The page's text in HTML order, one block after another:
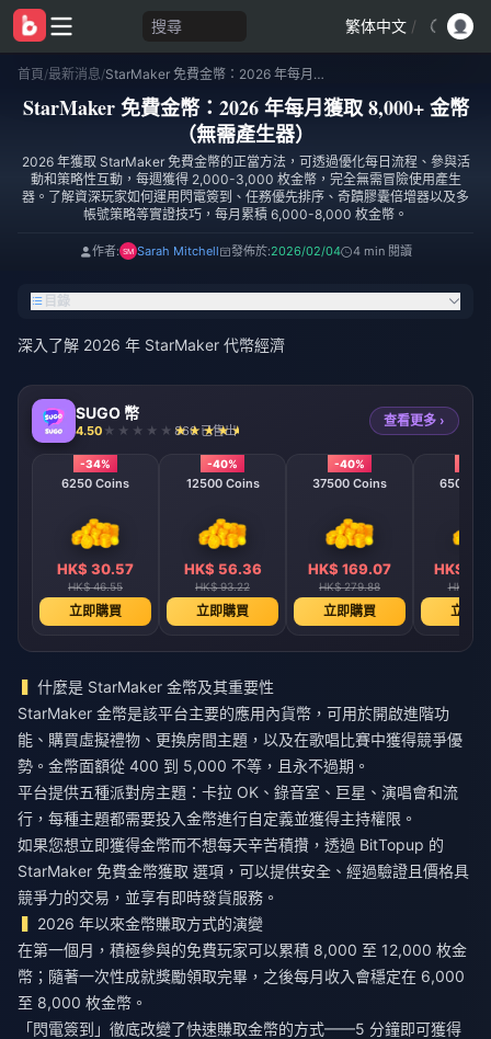
搜尋 繁体中文 /
首頁/最新消息/ StarMaker 免費金幣：2026 年每月獲取 8,000+ 金幣（無需產生器）
StarMaker 免費金幣：2026 年每月獲取 8,000+ 金幣
（無需產生器）
2026 年獲取 StarMaker 免費金幣的正當方法，可透過優化每日流程、參與活
動和策略性互動，每週獲得 2,000-3,000 枚金幣，完全無需冒險使用產生
器。了解資深玩家如何運用閃電簽到、任務優先排序、奇蹟膠囊倍增器以及多
帳號策略等實證技巧，每月累積 6,000-8,000 枚金幣。
作者: Sarah Mitchell 發佈於:2026/02/04 4 min 閱讀
目錄
深入了解 2026 年 StarMaker 代幣經濟
SUGO 幣
4.50 860 已售出
查看更多 ›
-34%
6250 Coins
HK$ 30.57
HK$ 46.55
立即購買
-40%
12500 Coins
HK$ 56.36
HK$ 93.22
立即購買
-40%
37500 Coins
HK$ 169.07
HK$ 279.88
立即購買
65000
HK$
HK$
立即
什麼是 StarMaker 金幣及其重要性
StarMaker 金幣是該平台主要的應用內貨幣，可用於開啟進階功
能、購買虛擬禮物、更換房間主題，以及在歌唱比賽中獲得競爭優
勢。金幣面額從 400 到 5,000 不等，且永不過期。
平台提供五種派對房主題：卡拉 OK、錄音室、巨星、演唱會和流
行，每種主題都需要投入金幣進行自定義並獲得主持權限。
如果您想立即獲得金幣而不想每天辛苦積攢，透過 BitTopup 的
StarMaker 免費金幣獲取 選項，可以提供安全、經過驗證且價格具
競爭力的交易，並享有即時發貨服務。
2026 年以來金幣賺取方式的演變
在第一個月，積極參與的免費玩家可以累積 8,000 至 12,000 枚金
幣；隨著一次性成就獎勵領取完畢，之後每月收入會穩定在 6,000
至 8,000 枚金幣。
「閃電簽到」徹底改變了快速賺取金幣的方式——5 分鐘即可獲得